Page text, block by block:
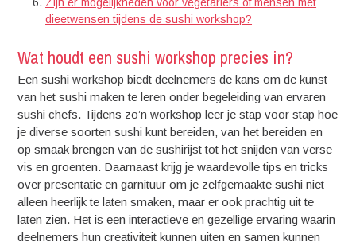
dieetwensen tijdens de sushi workshop?
Wat houdt een sushi workshop precies in?
Een sushi workshop biedt deelnemers de kans om de kunst
van het sushi maken te leren onder begeleiding van ervaren
sushi chefs. Tijdens zo’n workshop leer je stap voor stap hoe
je diverse soorten sushi kunt bereiden, van het bereiden en
op smaak brengen van de sushirijst tot het snijden van verse
vis en groenten. Daarnaast krijg je waardevolle tips en tricks
over presentatie en garnituur om je zelfgemaakte sushi niet
alleen heerlijk te laten smaken, maar er ook prachtig uit te
laten zien. Het is een interactieve en gezellige ervaring waarin
deelnemers hun creativiteit kunnen uiten en samen kunnen